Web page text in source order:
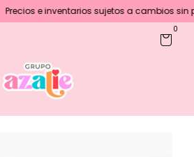
Precios e inventarios sujetos a cambios sin
0